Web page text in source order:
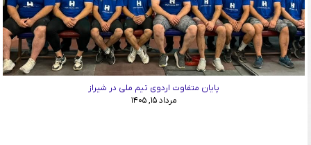
پایان متفاوت اردوی تیم ملی در شیراز
مرداد ۱۵, ۱۴۰۵